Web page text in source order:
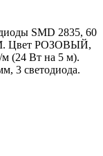
SMD 2835, 60
Цвет РОЗОВЫЙ,
(24 Вт на 5 м).
3 светодиода.